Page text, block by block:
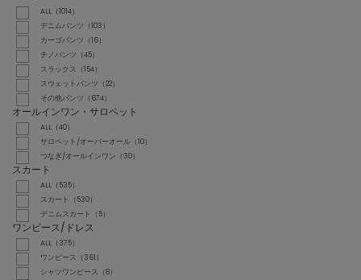
ALL（1014）
デニムパンツ（103）
カーゴパンツ（16）
チノパンツ（45）
スラックス（154）
スウェットパンツ（22）
その他パンツ（674）
オールインワン・サロペット
ALL（40）
サロペット/オーバーオール（10）
つなぎ/オールインワン（30）
スカート
ALL（535）
スカート（530）
デニムスカート（5）
ワンピース/ドレス
ALL（375）
ワンピース（361）
シャツワンピース（8）